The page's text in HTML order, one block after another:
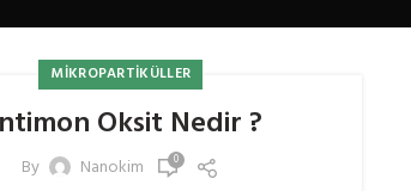
MIKROPARTIKÜLLER
Oksit Nedir ?
By Nanokim 0